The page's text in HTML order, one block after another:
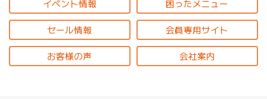
イベント情報 困ったメニュー
セール情報 会員専用サイト
お客様の声 会社案内